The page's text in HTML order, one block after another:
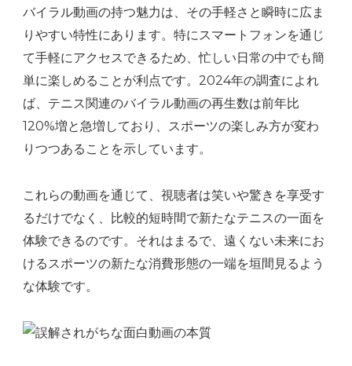
バイラル動画の持つ魅力は、その手軽さと瞬時に広ま
りやすい特性にあります。特にスマートフォンを通じ
て手軽にアクセスできるため、忙しい日常の中でも簡
単に楽しめることが利点です。2024年の調査によれ
ば、テニス関連のバイラル動画の再生数は前年比
120%増と急増しており、スポーツの楽しみ方が変わ
りつつあることを示しています。
これらの動画を通じて、視聴者は笑いや驚きを享受す
るだけでなく、比較的短時間で新たなテニスの一面を
体験できるのです。それはまるで、遠くない未来にお
けるスポーツの新たな消費形態の一端を垣間見るよう
な体験です。